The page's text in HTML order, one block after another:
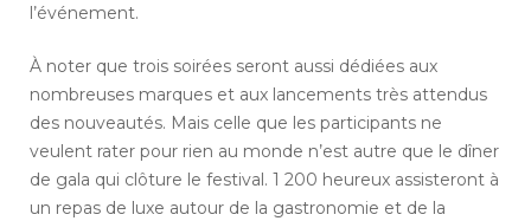
l’événement.
À noter que trois soirées seront aussi dédiées aux
nombreuses marques et aux lancements très attendus
des nouveautés. Mais celle que les participants ne
veulent rater pour rien au monde n’est autre que le dîner
de gala qui clôture le festival. 1 200 heureux assisteront à
un repas de luxe autour de la gastronomie et de la